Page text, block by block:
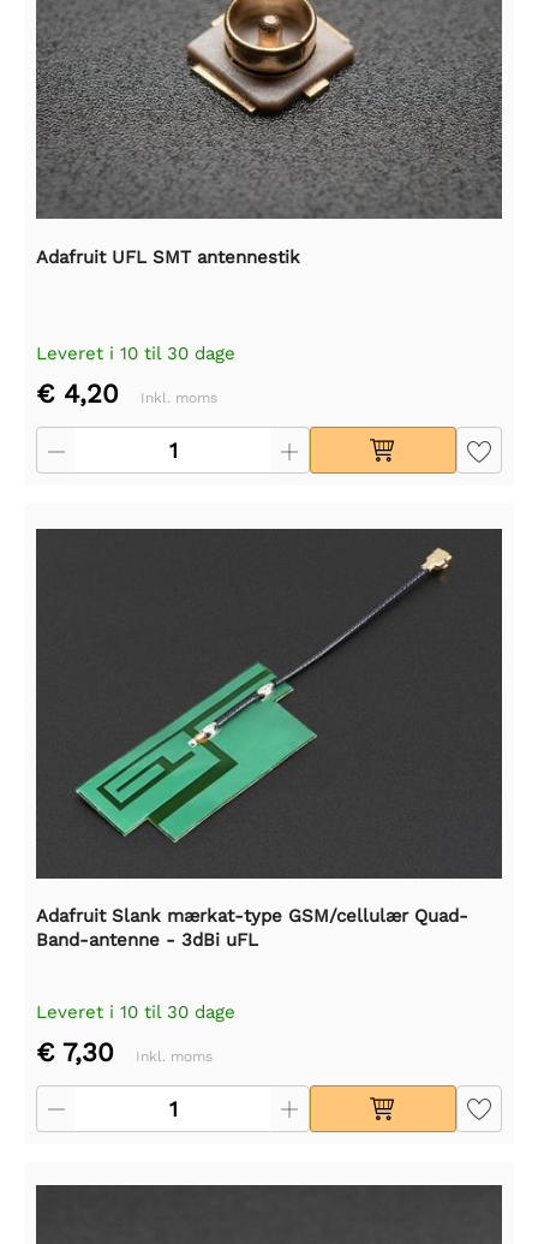
Adafruit UFL SMT antennestik
Leveret i 10 til 30 dage
€ 4,20 Inkl. moms
Adafruit Slank mærkat-type GSM/cellulær Quad-
Band-antenne - 3dBi uFL
Leveret i 10 til 30 dage
€ 7,30 Inkl. moms